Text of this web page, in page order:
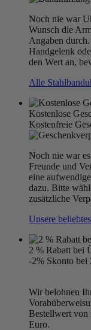
Noch nie war
Wunsch die
Angaben
Handgelenk
den Wert an,
Alle
Kostenlose
Kostenfreie
Noch nie war
Freunde und
eine
dazu. Bitte
zusätzliche
Unsere
2 % Rabatt bei
-2% Skonto bei
Wir belohnen
Bestellwert von
Euro.